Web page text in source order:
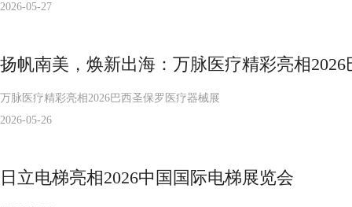
2026-05-27
扬帆南美，焕新出海：万脉医疗精彩亮相
万脉医疗精彩亮相2026巴西圣保罗医疗器械展
2026-05-26
日立电梯亮相2026中国国际电梯展览会